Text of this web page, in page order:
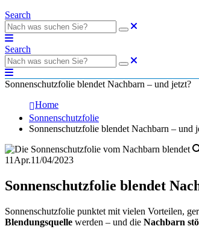
Search
Search
Sonnenschutzfolie blendet Nachbarn – und jetzt?
Home
Sonnenschutzfolie
Sonnenschutzfolie blendet Nachbarn – und
11 Apr.11/04/2023
Sonnenschutzfolie blendet
Sonnenschutzfolie punktet mit vielen Vorteilen,
Blendungsquelle werden – und die Nachbarn